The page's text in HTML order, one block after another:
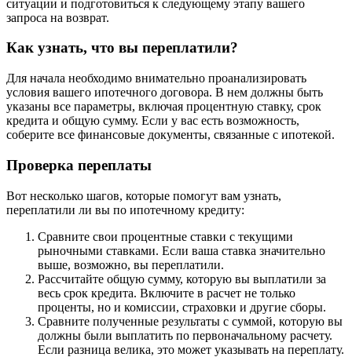
ситуации и подготовиться к следующему этапу вашего
запроса на возврат.
Как узнать, что вы переплатили?
Для начала необходимо внимательно проанализировать
условия вашего ипотечного договора. В нем должны быть
указаны все параметры, включая процентную ставку, срок
кредита и общую сумму. Если у вас есть возможность,
соберите все финансовые документы, связанные с ипотекой.
Проверка переплаты
Вот несколько шагов, которые помогут вам узнать,
переплатили ли вы по ипотечному кредиту:
Сравните свои процентные ставки с текущими
рыночными ставками. Если ваша ставка значительно
выше, возможно, вы переплатили.
Рассчитайте общую сумму, которую вы выплатили за
весь срок кредита. Включите в расчет не только
проценты, но и комиссии, страховки и другие сборы.
Сравните полученные результаты с суммой, которую вы
должны были выплатить по первоначальному расчету.
Если разница велика, это может указывать на переплату.